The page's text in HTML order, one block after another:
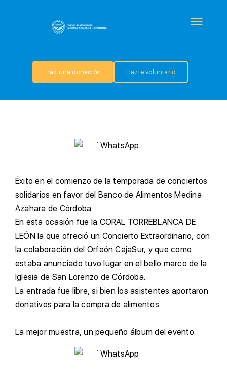
QUIÉNES SOMOS
NOTICIAS
CONTACTO
Haz una donación Hazte voluntario
Éxito en el comienzo de la temporada de conciertos
solidarios en favor del Banco de Alimentos Medina
Azahara de Córdoba.
En esta ocasión fue la CORAL TORREBLANCA DE
LEÓN la que ofreció un Concierto Extraordinario, con
la colaboración del Orfeón CajaSur, y que como
estaba anunciado tuvo lugar en el bello marco de la
Iglesia de San Lorenzo de Córdoba.
La entrada fue libre, si bien los asistentes aportaron
donativos para la compra de alimentos.
La mejor muestra, un pequeño álbum del evento: